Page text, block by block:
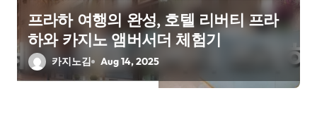
프라하 여행의 완성, 호텔 리버티 프라
하와 카지노 앰버서더 체험기
카지노김 Aug 14, 2025